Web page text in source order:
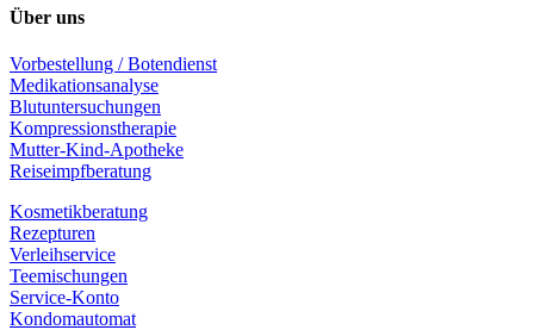
Über uns
Vorbestellung / Botendienst
Medikationsanalyse
Blutuntersuchungen
Kompressionstherapie
Mutter-Kind-Apotheke
Reiseimpfberatung
Kosmetikberatung
Rezepturen
Verleihservice
Teemischungen
Service-Konto
Kondomautomat